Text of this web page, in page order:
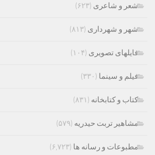
شعر و شاعری (۶۲۳)
شهر و شهرداری (۸۱۳)
فایلهای تصویری (۱۰۴)
فیلم و سینما (۳۳۰)
کتاب و کتابخانه (۸۳۱)
مشاهیر تربت حیدریه (۵۷۹)
مطبوعات و رسانه ها (۶,۷۲۳)